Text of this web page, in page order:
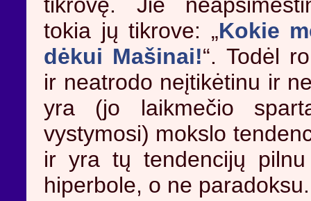
tokia jų tikrove: „Kokie
dėkui Mašinai!“. Todėl
ir neatrodo neįtikėtinu ir
yra (jo laikmečio
vystymosi) mokslo
ir yra tų tendencijų pilnu
hiperbole, o ne paradoksu.